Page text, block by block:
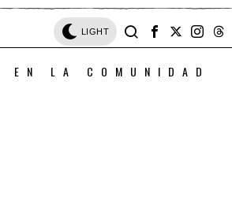
LIGHT
LA COMUNIDAD